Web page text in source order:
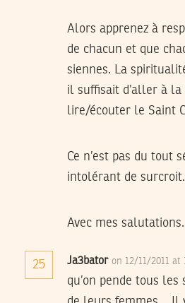
Alors apprenez à
de chacun et que
siennes. La
il suffisait d’aller à la
lire/écouter le Saint
Ce n’est pas du tout
intolérant de surcroit.
Avec mes salutations.
25 Ja3bator on 12/11/2011 at
qu’on pende tous